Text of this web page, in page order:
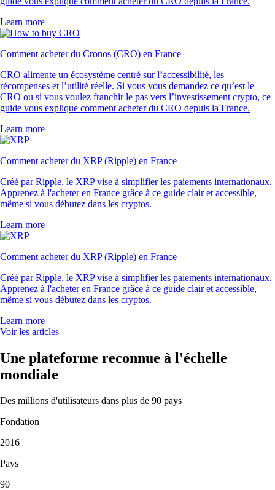
Learn more
Comment acheter du Cronos (CRO) en France
CRO alimente un écosystème centré sur l’accessibilité, les
récompenses et l’utilité réelle. Si vous vous demandez ce qu’est le
CRO ou si vous voulez franchir le pas vers l’investissement crypto, ce
guide vous explique comment acheter du CRO depuis la France.
Learn more
Comment acheter du XRP (Ripple) en France
Créé par Ripple, le XRP vise à simplifier les paiements internationaux.
Apprenez à l'acheter en France grâce à ce guide clair et accessible,
même si vous débutez dans les cryptos.
Learn more
Comment acheter du XRP (Ripple) en France
Créé par Ripple, le XRP vise à simplifier les paiements internationaux.
Apprenez à l'acheter en France grâce à ce guide clair et accessible,
même si vous débutez dans les cryptos.
Learn more
Voir les articles
Une plateforme reconnue à l'échelle
mondiale
Des millions d'utilisateurs dans plus de 90 pays
Fondation
2016
Pays
90